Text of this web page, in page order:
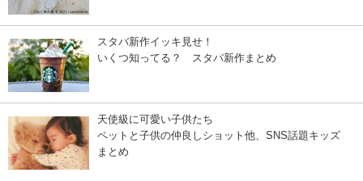
スタバ新作イッキ見せ！
いくつ知ってる？ スタバ新作まとめ
天使級に可愛い子供たち
ペットと子供の仲良しショット他、SNS話題キッズ
まとめ